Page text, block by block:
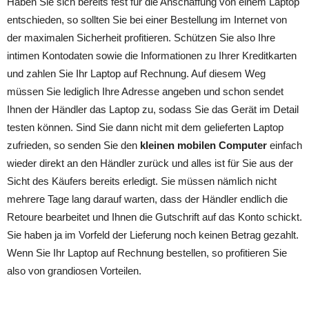
entschieden, so sollten Sie bei einer Bestellung im Internet von
der maximalen Sicherheit profitieren. Schützen Sie also Ihre
intimen Kontodaten sowie die Informationen zu Ihrer Kreditkarten
und zahlen Sie Ihr Laptop auf Rechnung. Auf diesem Weg
müssen Sie lediglich Ihre Adresse angeben und schon sendet
Ihnen der Händler das Laptop zu, sodass Sie das Gerät im Detail
testen können. Sind Sie dann nicht mit dem gelieferten Laptop
zufrieden, so senden Sie den kleinen mobilen Computer einfach
wieder direkt an den Händler zurück und alles ist für Sie aus der
Sicht des Käufers bereits erledigt. Sie müssen nämlich nicht
mehrere Tage lang darauf warten, dass der Händler endlich die
Retoure bearbeitet und Ihnen die Gutschrift auf das Konto schickt.
Sie haben ja im Vorfeld der Lieferung noch keinen Betrag gezahlt.
Wenn Sie Ihr Laptop auf Rechnung bestellen, so profitieren Sie
also von grandiosen Vorteilen.